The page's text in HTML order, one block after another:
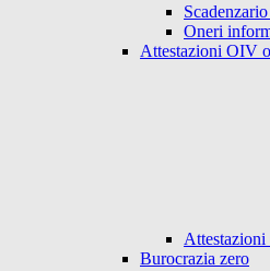
Oneri
Attestazioni OIV
Burocrazia zero